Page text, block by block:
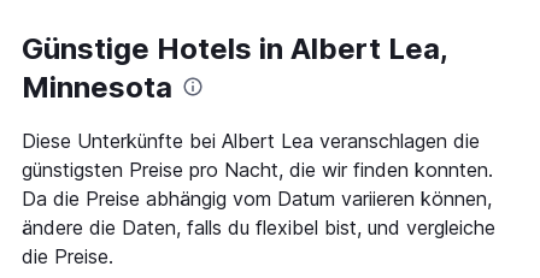
Zimmerpreis
anzeigt.
näher
das
Aufenthaltsdatum
rückt.
Diagramm
hat
1
X-
Achse,
die
Günstige Hotels in Albert Lea,
Minnesota
Diese Unterkünfte bei Albert Lea veranschlagen die
günstigsten Preise pro Nacht, die wir finden konnten.
Da die Preise abhängig vom Datum variieren können,
ändere die Daten, falls du flexibel bist, und vergleiche
die Preise.